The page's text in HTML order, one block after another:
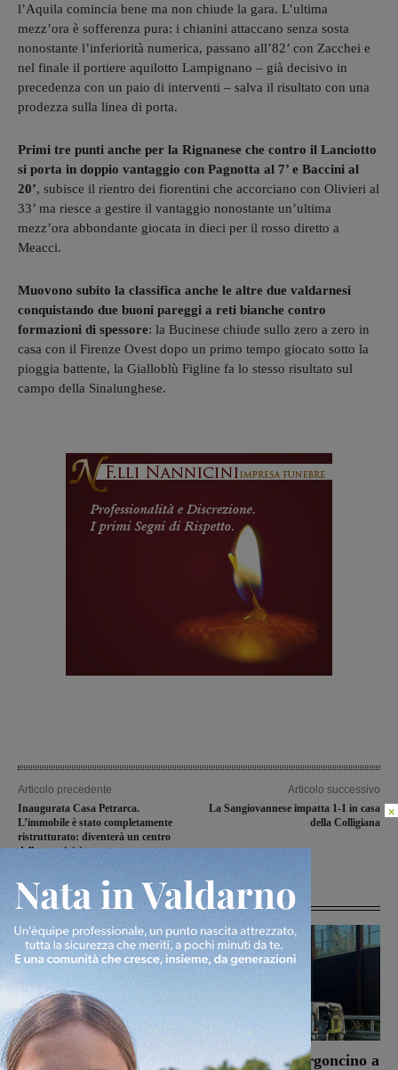
l’Aquila comincia bene ma non chiude la gara. L’ultima
mezz’ora è sofferenza pura: i chianini attaccano senza sosta
nonostante l’inferiorità numerica, passano all’82’ con Zacchei e
nel finale il portiere aquilotto Lampignano – già decisivo in
precedenza con un paio di interventi – salva il risultato con una
prodezza sulla linea di porta.
Primi tre punti anche per la Rignanese che contro il Lanciotto
si porta in doppio vantaggio con Pagnotta al 7’ e Baccini al
20’, subisce il rientro dei fiorentini che accorciano con Olivieri al
33’ ma riesce a gestire il vantaggio nonostante un’ultima
mezz’ora abbondante giocata in dieci per il rosso diretto a
Meacci.
Muovono subito la classifica anche le altre due valdarnesi
conquistando due buoni pareggi a reti bianche contro
formazioni di spessore: la Bucinese chiude sullo zero a zero in
casa con il Firenze Ovest dopo un primo tempo giocato sotto la
pioggia battente, la Gialloblù Figline fa lo stesso risultato sul
campo della Sinalunghese.
Articolo precedente
Inaugurata Casa Petrarca.
L’immobile è stato completamente
ristrutturato: diventerà un centro
della creatività
Articolo successivo
La Sangiovannese impatta 1-1 in casa
della Colligiana
Articoli correlati
Bucine, incendio di
Autostrada, furgoncino a
×